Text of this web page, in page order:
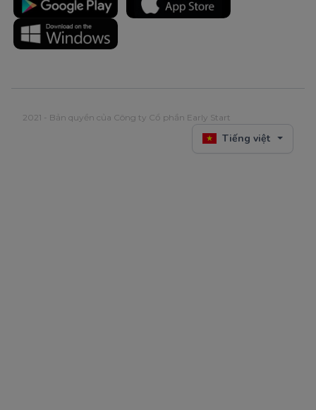
2021 - Bản quyền của Công ty Cổ phần Early Start
Tiếng việt